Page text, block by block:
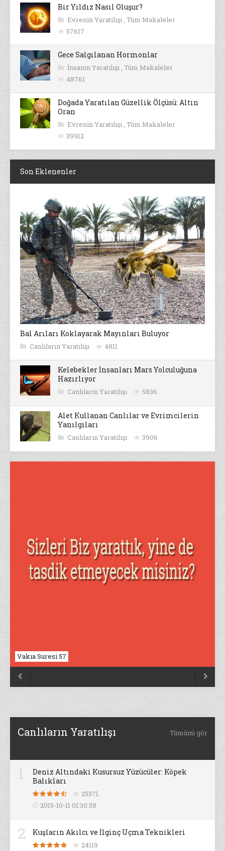
Bir Yıldız Nasıl Oluşur?
Evrenin Yaratılışı , Tüm Makaleler
57617
Gece Salgılanan Hormonlar
İnsanın Yaratılışı , Tüm Makaleler
48761
Doğada Yaratılan Güzellik Ölçüsü: Altın
Oran
Evrenin Yaratılışı , Tüm Makaleler
39912
Son Eklenenler
Bal Arıları Koklayarak Mayınları Buluyor
Canlıların Yaratılışı 4811
Kelebekler İnsanları Mars Yolculuğuna
Hazırlıyor
Canlıların Yaratılışı 5836
Alet Kullanan Canlılar ve Evrimcilerin
Yanılgıları
Canlıların Yaratılışı 3906
Nahl Suresi 17
 
Canlıların Yaratılışı Tümünü gör
Deniz Altındaki Kusursuz Yüzücüler: Köpek
Balıkları
25371
2015-10-11 01:30:58
2 Kuşların Akılcı ve İlginç Uçma Teknikleri
24119